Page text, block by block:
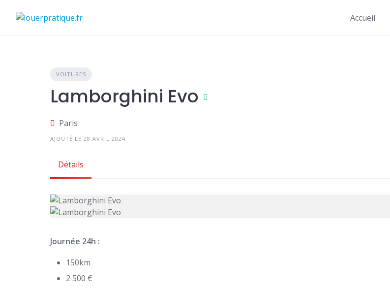
Accueil
VOITURES
Lamborghini Evo
Paris
AJOUTÉ LE 28 AVRIL 2024
Détails
Journée 24h :
150km
2 500 €